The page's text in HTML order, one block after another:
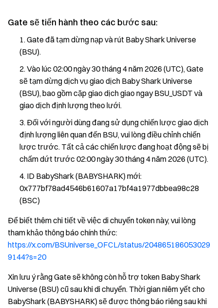
Gate sẽ tiến hành theo các bước sau:
Gate đã tạm dừng nạp và rút Baby Shark Universe
(BSU).
Vào lúc 02:00 ngày 30 tháng 4 năm 2026 (UTC), Gate
sẽ tạm dừng dịch vụ giao dịch Baby Shark Universe
(BSU), bao gồm cặp giao dịch giao ngay BSU_USDT và
giao dịch định lượng theo lưới.
Đối với người dùng đang sử dụng chiến lược giao dịch
định lượng liên quan đến BSU, vui lòng điều chỉnh chiến
lược trước. Tất cả các chiến lược đang hoạt động sẽ bị
chấm dứt trước 02:00 ngày 30 tháng 4 năm 2026 (UTC).
ID BabyShark (BABYSHARK) mới:
0x777bf78ad4546b61607a17bf4a1977dbbea98c28
(BSC)
Để biết thêm chi tiết về việc di chuyển token này, vui lòng
tham khảo thông báo chính thức:
https://x.com/BSUniverse_OFCL/status/204865186053029
9144?s=20
Xin lưu ý rằng Gate sẽ không còn hỗ trợ token Baby Shark
Universe (BSU) cũ sau khi di chuyển. Thời gian niêm yết cho
BabyShark (BABYSHARK) sẽ được thông báo riêng sau khi